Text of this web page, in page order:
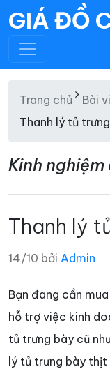
GIÁ ĐỒ
Trang chủ Bài
Thanh lý tủ
Kinh nghiệm
Thanh lý
14/10 bởi Admin
Bạn đang cần
hỗ trợ việc kinh
tủ trưng bày cũ
lý tủ trưng bày